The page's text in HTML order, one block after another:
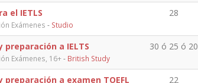
el IETLS
Exámenes - Studio
28
a IELTS
Exámenes, 16+- British Study
30 ó 25 ó 20
preparación a examen TOEFL
22